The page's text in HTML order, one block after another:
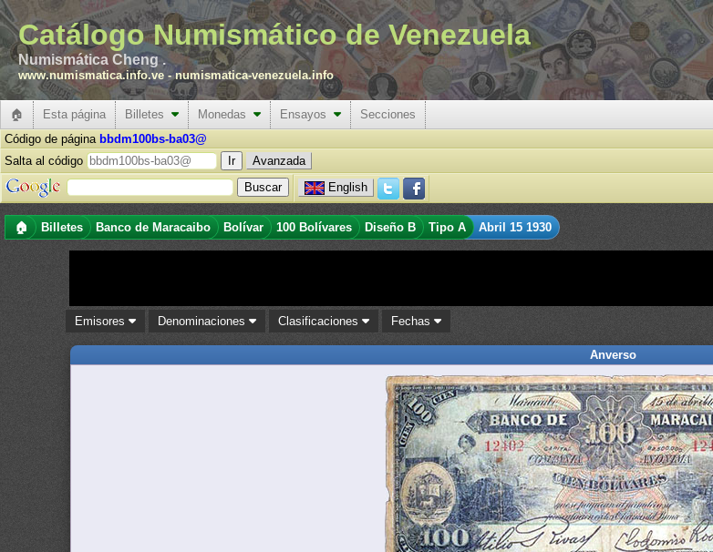
Catálogo Numismático de Venezuela
Numismática Cheng .
www.numismatica.info.ve -numismatica-venezuela.info
🏠 Esta página Billetes Monedas Ensayos
Secciones
Código de página bbdm100bs-ba03@
Salta al código
Avanzada
English
🏠 Billetes Banco de Maracaibo Bolívar 100 Bolívares Diseño B Tipo A Abril 15 1930
Emisores Denominaciones Clasificaciones Fechas
Anverso